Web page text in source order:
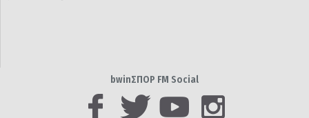
bwinΣΠΟΡ FM Social